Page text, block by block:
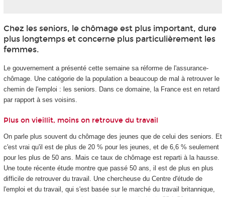
Chez les seniors, le chômage est plus important, dure
plus longtemps et concerne plus particulièrement les
femmes.
Le gouvernement a présenté cette semaine sa réforme de l'assurance-
chômage. Une catégorie de la population a beaucoup de mal à retrouver le
chemin de l'emploi : les seniors. Dans ce domaine, la France est en retard
par rapport à ses voisins.
Plus on vieillit, moins on retrouve du travail
On parle plus souvent du chômage des jeunes que de celui des seniors. Et
c'est vrai qu'il est de plus de 20 % pour les jeunes, et de 6,6 % seulement
pour les plus de 50 ans. Mais ce taux de chômage est reparti à la hausse.
Une toute récente étude montre que passé 50 ans, il est de plus en plus
difficile de retrouver du travail. Une chercheuse du Centre d'étude de
l'emploi et du travail, qui s'est basée sur le marché du travail britannique,